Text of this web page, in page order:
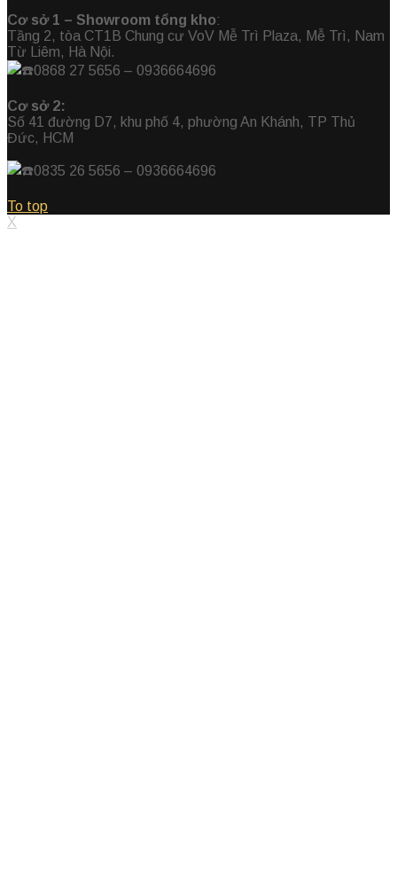
Cơ sở 1 – Showroom tổng kho:
Tầng 2, tòa CT1B Chung cư VoV Mễ Trì Plaza, Mễ Trì, Nam
Từ Liêm, Hà Nội.
0868 27 5656 – 0936664696
Cơ sở 2:
Số 41 đường D7, khu phố 4, phường An Khánh, TP Thủ
Đức, HCM
0835 26 5656 – 0936664696
To top
X